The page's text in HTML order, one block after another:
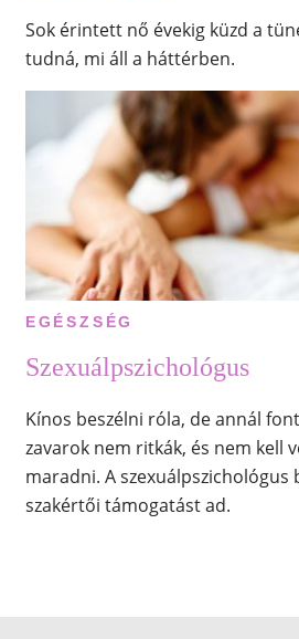
Sok érintett nő évekig küzd a
tudná, mi áll a háttérben.
EGÉSZSÉG
Szexuálpszichológus
Kínos beszélni róla, de annál
zavarok nem ritkák, és nem kell
maradni. A szexuálpszichológus
szakértői támogatást ad.